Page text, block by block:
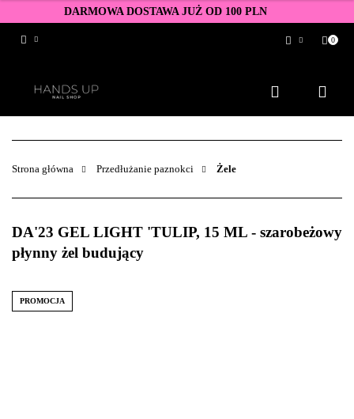
DARMOWA DOSTAWA JUŻ OD 100 PLN
Zarejestruj się
Dodaj zgłoszenie
Zgody cookies
0
Strona główna Przedłużanie paznokci Żele
DA'23 GEL LIGHT 'TULIP, 15 ML - szarobeżowy
płynny żel budujący
PROMOCJA